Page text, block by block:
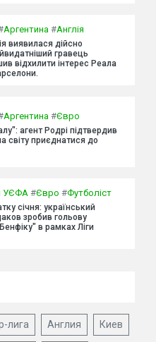
Аргентина #Англія
виявилася дійсно
гравець
відхилити інтерес Реала
Аргентина #Євро
агент Родрі підтвердив
світу приєднатися до
УЄФА #Євро #Футболіст
січня: український
зробив гольову
в рамках Ліги
лига Англия Киев